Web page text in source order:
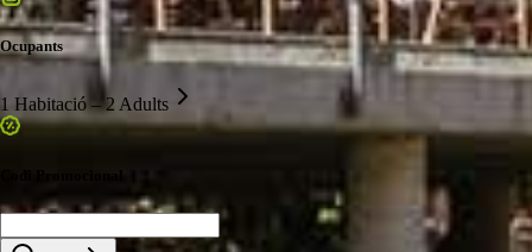
Ocupants
1 Habitació – 2 Adults